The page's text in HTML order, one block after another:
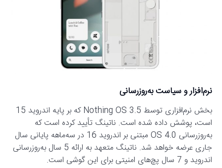
نرم‌افزار و سیاست به‌روزرسانی
بخش نرم‌افزاری توسط Nothing OS 3.5 که بر پایه اندروید 15
است، پوشش داده شده است. ناتینگ تأیید کرده است که
به‌روزرسانی OS 4.0 مبتنی بر اندروید 16 در سه‌ماهه پایانی سال
جاری عرضه خواهد شد. ناتینگ متعهد به ارائه 5 سال به‌روزرسانی
اندروید و 7 سال پچ‌های امنیتی برای این گوشی است.